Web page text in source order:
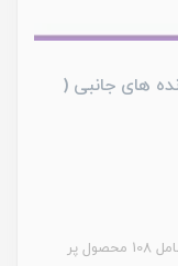
و نگهدارنده های جانبی (
کیتMFK03/ S از سری کیت‏های اپتومکانیک شامل 108 محصول پر